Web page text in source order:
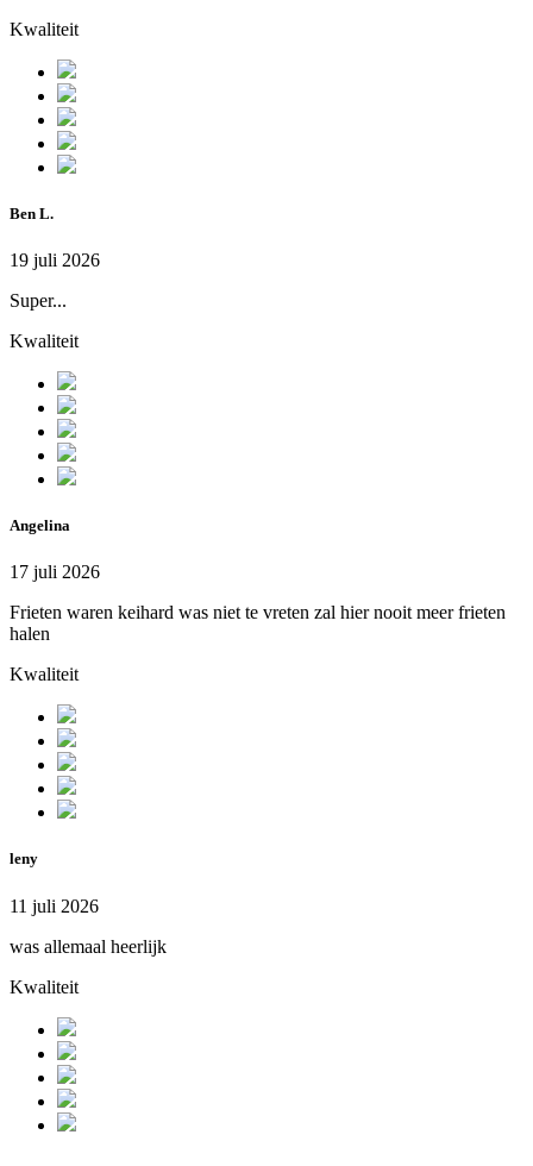
Kwaliteit
Ben L.
19 juli 2026
Super...
Kwaliteit
Angelina
17 juli 2026
Frieten waren keihard was niet te vreten zal hier nooit meer frieten
halen
Kwaliteit
leny
11 juli 2026
was allemaal heerlijk
Kwaliteit